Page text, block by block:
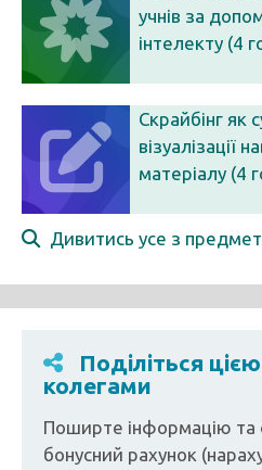
учнів за
інтелекту (4
Скрайбінг як
візуалізації
матеріалу (4
Дивитись усе з
Поділіться
колегами
Поширте інформацію та
бонусний рахунок